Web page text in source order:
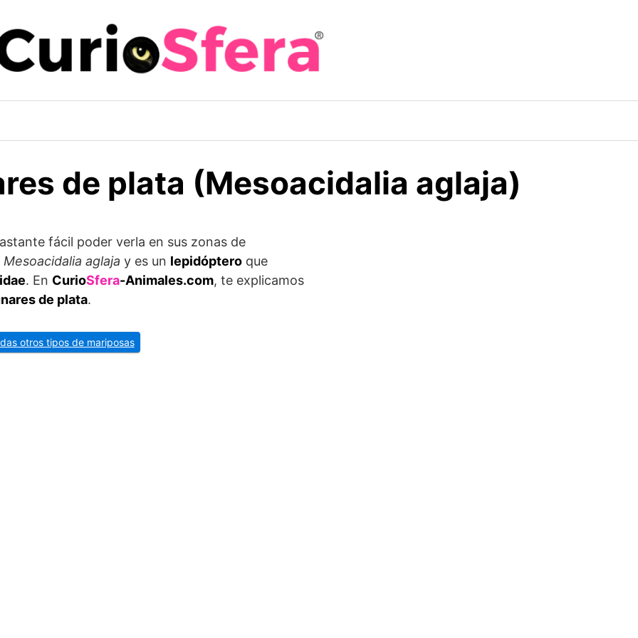
de plata (Mesoacidalia aglaja)
fácil poder verla en sus zonas de
Mesoacidalia aglaja y es un lepidóptero que
. En CurioSfera-Animales.com, te explicamos
de plata.
otros tipos de mariposas